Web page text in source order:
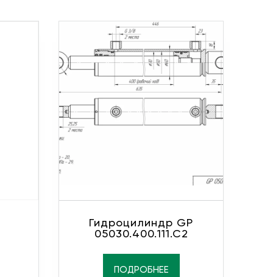
Гидроцилиндр GP
05030.400.111.C2
ПОДРОБНЕЕ